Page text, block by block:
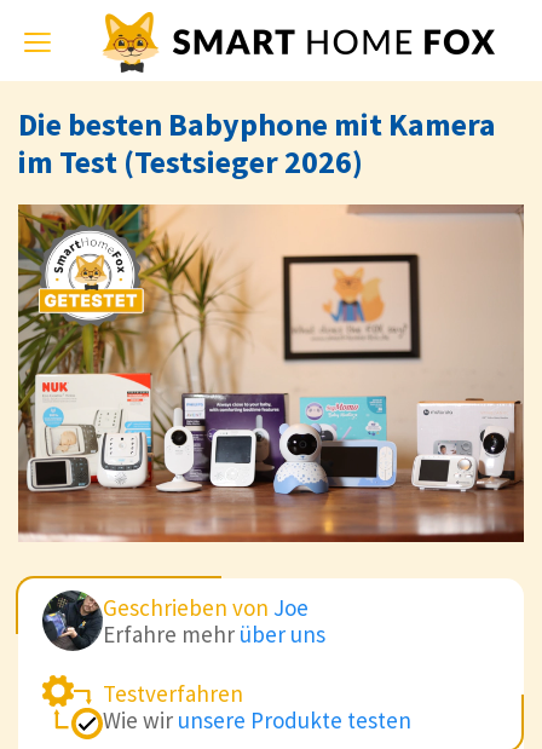
Toggle
navigation
Die besten Babyphone mit Kamera
im Test (Testsieger 2026)
Geschrieben von Joe
Erfahre mehr über uns
Testverfahren
Wie wir unsere Produkte testen